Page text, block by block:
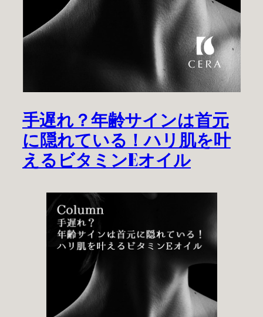
手遅れ？年齢サインは首元
に隠れている！ハリ肌を叶
えるビタミンEオイル